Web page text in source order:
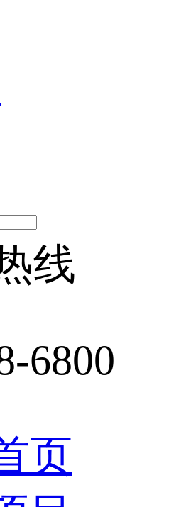
线
6800
页